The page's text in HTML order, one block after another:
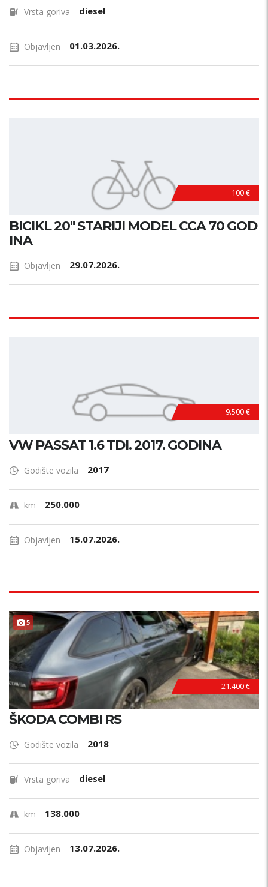
Vrsta goriva diesel
Objavljen 01.03.2026.
100 €
BICIKL 20" STARIJI MODEL CCA 70 GOD
INA
Objavljen 29.07.2026.
9.500 €
VW PASSAT 1.6 TDI. 2017. GODINA
Godište vozila 2017
km 250.000
Objavljen 15.07.2026.
5
21.400 €
ŠKODA COMBI RS
Godište vozila 2018
Vrsta goriva diesel
km 138.000
Objavljen 13.07.2026.